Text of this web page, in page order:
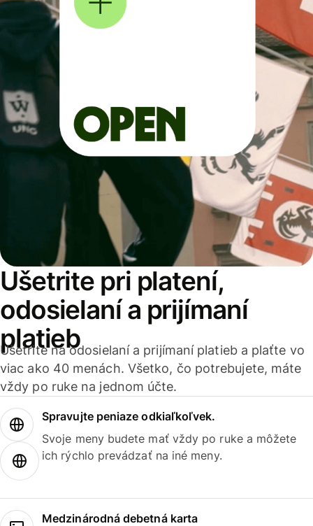
Ušetrite pri platení,
odosielaní a prijímaní
platieb
Ušetrite na odosielaní a prijímaní platieb a plaťte vo
viac ako 40 menách. Všetko, čo potrebujete, máte
vždy po ruke na jednom účte.
Spravujte peniaze odkiaľkoľvek.
Svoje meny budete mať vždy po ruke a môžete
ich rýchlo prevádzať na iné meny.
Medzinárodná debetná karta